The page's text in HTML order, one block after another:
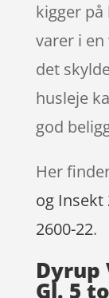
kigger på
varer i
det
husleje
god
Her
og Insekt
2600-22.
Dyrup
Gl. 5